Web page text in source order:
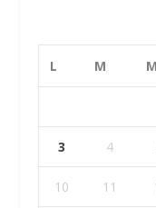
L M M
3 4
10 11